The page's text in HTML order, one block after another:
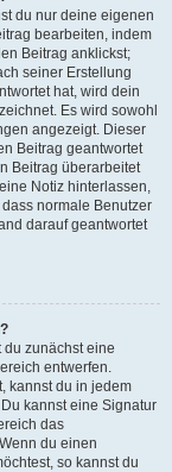
du nur deine eigenen
bearbeiten, indem
Beitrag anklickst;
seiner Erstellung
hat, wird dein
Es wird sowohl
angezeigt. Dieser
Beitrag geantwortet
Beitrag überarbeitet
Notiz hinterlassen,
normale Benutzer
darauf geantwortet
zunächst eine
entwerfen.
kannst du in jedem
kannst eine Signatur
das
du einen
so kannst du